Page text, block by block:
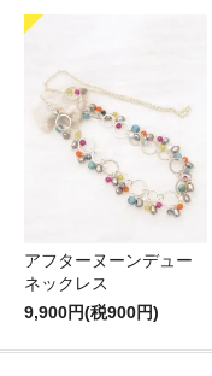
アフターヌーンデュー
ネックレス
9,900円(税900円)